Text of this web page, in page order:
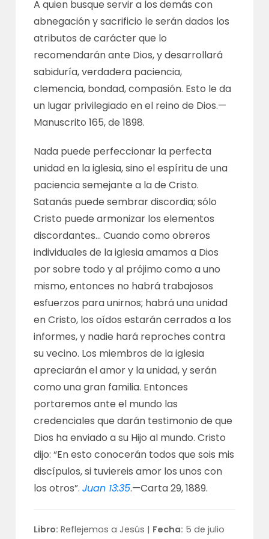
A quien busque servir a los demás con
abnegación y sacrificio le serán dados los
atributos de carácter que lo
recomendarán ante Dios, y desarrollará
sabiduría, verdadera paciencia,
clemencia, bondad, compasión. Esto le da
un lugar privilegiado en el reino de Dios.—
Manuscrito 165, de 1898.
Nada puede perfeccionar la perfecta
unidad en la iglesia, sino el espíritu de una
paciencia semejante a la de Cristo.
Satanás puede sembrar discordia; sólo
Cristo puede armonizar los elementos
discordantes… Cuando como obreros
individuales de la iglesia amamos a Dios
por sobre todo y al prójimo como a uno
mismo, entonces no habrá trabajosos
esfuerzos para unirnos; habrá una unidad
en Cristo, los oídos estarán cerrados a los
informes, y nadie hará reproches contra
su vecino. Los miembros de la iglesia
apreciarán el amor y la unidad, y serán
como una gran familia. Entonces
portaremos ante el mundo las
credenciales que darán testimonio de que
Dios ha enviado a su Hijo al mundo. Cristo
dijo: “En esto conocerán todos que sois mis
discípulos, si tuviereis amor los unos con
los otros”.Juan 13:35.—Carta 29, 1889.
Libro: Reflejemos a Jesús | Fecha: 5 de julio